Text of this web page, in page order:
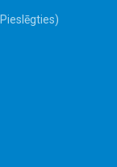
Pieslēgties)